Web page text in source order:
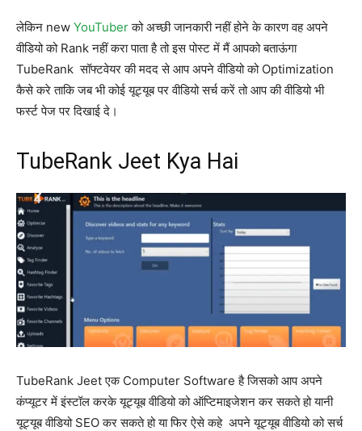
लेकिन new YouTuberको अच्छी जानकारी नहीं होने के कारण वह अपने
वीडियो को Rank नहीं करा पाता है तो इस पोस्ट में मैं आपको बताऊंगा
TubeRank सॉफ्टवेयर की मदद से आप अपने वीडियो को Optimization
कैसे करे ताकि जब भी कोई यूट्यूब पर वीडियो सर्च करें तो आप की वीडियो भी
फर्स्ट पेज पर दिखाई दे।
TubeRank Jeet Kya Hai
TubeRank Jeet एक Computer Software है जिसको आप अपने
कंप्यूटर में इंस्टॉल करके यूट्यूब वीडियो को ऑप्टिमाइजेशन कर सकते हो यानी
यूट्यूब वीडियो SEO कर सकते हो या फिर ऐसे कहे अपने यूट्यूब वीडियो को सर्च